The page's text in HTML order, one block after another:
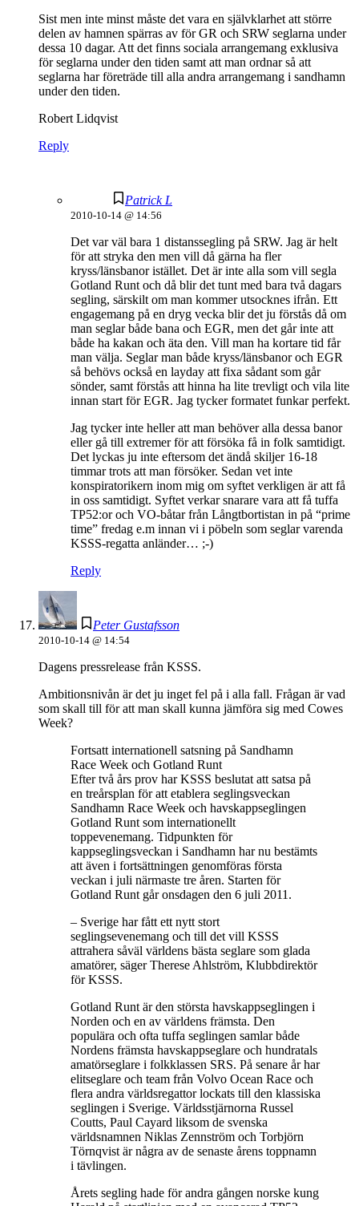
Sist men inte minst måste det vara en självklarhet att större
delen av hamnen spärras av för GR och SRW seglarna under
dessa 10 dagar. Att det finns sociala arrangemang exklusiva
för seglarna under den tiden samt att man ordnar så att
seglarna har företräde till alla andra arrangemang i sandhamn
under den tiden.
Robert Lidqvist
Reply
Patrick L
2010-10-14 @ 14:56
Det var väl bara 1 distanssegling på SRW. Jag är helt
för att stryka den men vill då gärna ha fler
kryss/länsbanor istället. Det är inte alla som vill segla
Gotland Runt och då blir det tunt med bara två dagars
segling, särskilt om man kommer utsocknes ifrån. Ett
engagemang på en dryg vecka blir det ju förstås då om
man seglar både bana och EGR, men det går inte att
både ha kakan och äta den. Vill man ha kortare tid får
man välja. Seglar man både kryss/länsbanor och EGR
så behövs också en layday att fixa sådant som går
sönder, samt förstås att hinna ha lite trevligt och vila lite
innan start för EGR. Jag tycker formatet funkar perfekt.
Jag tycker inte heller att man behöver alla dessa banor
eller gå till extremer för att försöka få in folk samtidigt.
Det lyckas ju inte eftersom det ändå skiljer 16-18
timmar trots att man försöker. Sedan vet inte
konspiratorikern inom mig om syftet verkligen är att få
in oss samtidigt. Syftet verkar snarare vara att få tuffa
TP52:or och VO-båtar från Långtbortistan in på “prime
time” fredag e.m innan vi i pöbeln som seglar varenda
KSSS-regatta anländer… ;-)
Reply
Peter Gustafsson
2010-10-14 @ 14:54
Dagens pressrelease från KSSS.
Ambitionsnivån är det ju inget fel på i alla fall. Frågan är vad
som skall till för att man skall kunna jämföra sig med Cowes
Week?
Fortsatt internationell satsning på Sandhamn
Race Week och Gotland Runt
Efter två års prov har KSSS beslutat att satsa på
en treårsplan för att etablera seglingsveckan
Sandhamn Race Week och havskappseglingen
Gotland Runt som internationellt
toppevenemang. Tidpunkten för
kappseglingsveckan i Sandhamn har nu bestämts
att även i fortsättningen genomföras första
veckan i juli närmaste tre åren. Starten för
Gotland Runt går onsdagen den 6 juli 2011.
– Sverige har fått ett nytt stort
seglingsevenemang och till det vill KSSS
attrahera såväl världens bästa seglare som glada
amatörer, säger Therese Ahlström, Klubbdirektör
för KSSS.
Gotland Runt är den största havskappseglingen i
Norden och en av världens främsta. Den
populära och ofta tuffa seglingen samlar både
Nordens främsta havskappseglare och hundratals
amatörseglare i folkklassen SRS. På senare år har
elitseglare och team från Volvo Ocean Race och
flera andra världsregattor lockats till den klassiska
seglingen i Sverige. Världsstjärnorna Russel
Coutts, Paul Cayard liksom de svenska
världsnamnen Niklas Zennström och Torbjörn
Törnqvist är några av de senaste årens toppnamn
i tävlingen.
Årets segling hade för andra gången norske kung